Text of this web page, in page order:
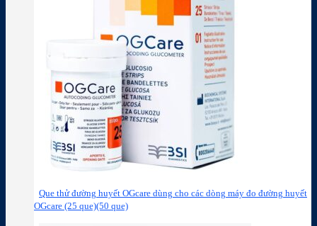
Que thử đường huyết OGcare dùng cho các dòng máy đo đường huyết
OGcare (25 que)(50 que)